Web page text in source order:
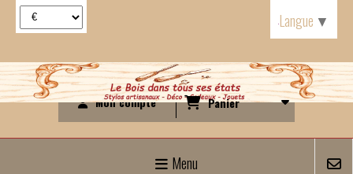
Mon compte Panier
Menu
Langue ▼
Panneau de gestion des cookies